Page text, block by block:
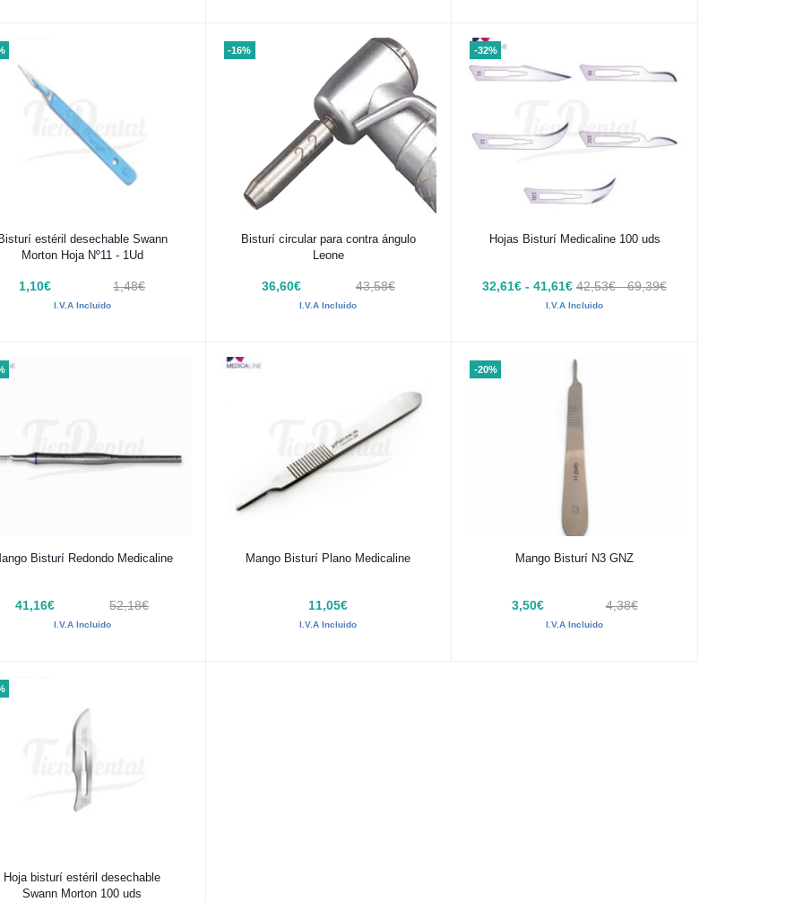
Añadir al carrito
estéril desechable Swann
Morton Hoja Nº11 - 1Ud
1,10€ 1,48€
I.V.A Incluido
-16%
Añadir al carrito
Bisturí circular para contra ángulo
Leone
36,60€ 43,58€
I.V.A Incluido
-32%
Añadir al carrito
Hojas Bisturí Medicaline 100 uds
32,61€ - 41,61€ 42,53€ - 69,39€
I.V.A Incluido
Añadir al carrito
Bisturí Redondo Medicaline
41,16€ 52,18€
I.V.A Incluido
Añadir al carrito
Mango Bisturí Plano Medicaline
11,05€
I.V.A Incluido
-20%
Añadir al carrito
Mango Bisturí N3 GNZ
3,50€ 4,38€
I.V.A Incluido
Añadir al carrito
Hoja bisturí estéril desechable
Swann Morton 100 uds